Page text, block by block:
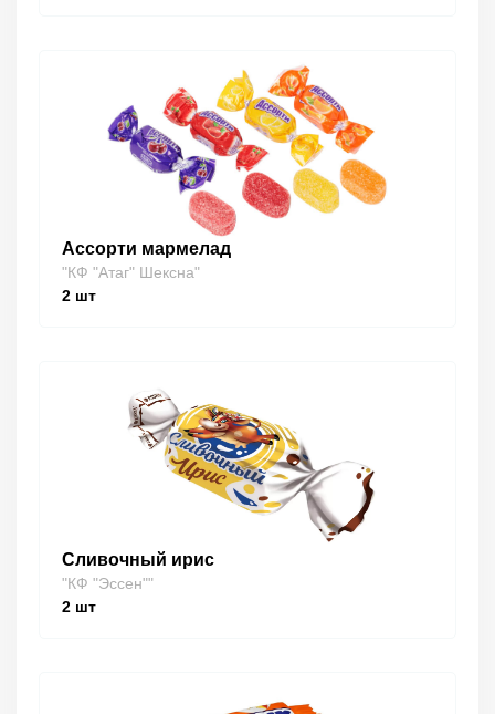
Ассорти мармелад
"КФ "Атаг" Шексна"
2 шт
Сливочный ирис
"КФ "Эссен""
2 шт